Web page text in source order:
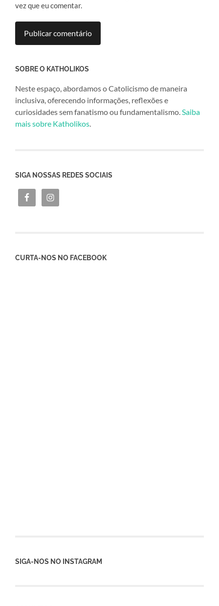
vez que eu comentar.
SOBRE O KATHOLIKOS
Neste espaço, abordamos o Catolicismo de maneira
inclusiva, oferecendo informações, reflexões e
curiosidades sem fanatismo ou fundamentalismo.Saiba
mais sobre Katholikos.
SIGA NOSSAS REDES SOCIAIS
CURTA-NOS NO FACEBOOK
SIGA-NOS NO INSTAGRAM